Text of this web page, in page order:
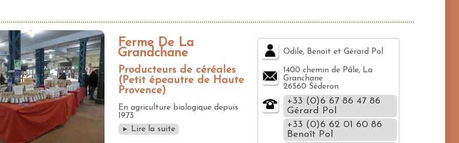
Ferme De La
Grandchane
Producteurs de céréales
(Petit épeautre de Haute
Provence)
En agriculture biologique depuis
1973
► Lire la suite
Odile, Benoit et Gérard Pol
1400 chemin de Pâle, La
Granchane
26560 Séderon
+33 (0)6 67 86 47 86
Gérard Pol
+33 (0)6 62 01 60 86
Benoît Pol